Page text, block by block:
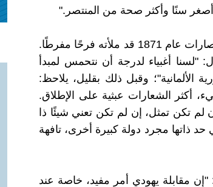
سنًا وأكثر صحة من المنتصر."
لا ينبغي لهذا التحفظ الأخير أن يوحي بأن انتصارات عام 1871 قد ملأته فرحًا مفرطًا.
يقول: "لسنا أغبياء لدرجة أن نتحمس لمبدأ
الألمانية"؛ وقبل ذلك بقليل، يلاحظ:
أكثر الشعارات عبثية على الإطلاق.
لم تكن تمثل، إن لم تكن تعني شيئًا ذا
حد ذاتها مجرد دولة كبيرة أخرى، تافهة
"إن مقابلة يهودي أمر مفيد، خاصة عند